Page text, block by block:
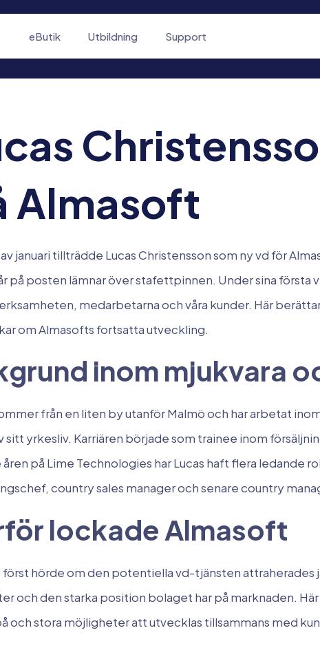
eButik Utbildning Support
Almasoft
januari tillträdde Lucas Christensson som ny vd för
på posten lämnar över stafettpinnen. Under sina första
medarbetarna och våra kunder. Här
om Almasofts fortsatta utveckling.
inom mjukvara
från en liten by utanför Malmö och har arbetat
sitt yrkesliv. Karriären började som trainee inom
på Lime Technologies har Lucas haft flera ledande
country sales manager och senare country
lockade Almasoft
först hörde om den potentiella vd-tjänsten attraherades
och den starka position bolaget har på marknaden.
och stora möjligheter att utvecklas tillsammans med